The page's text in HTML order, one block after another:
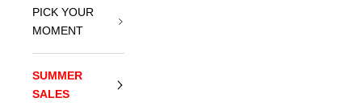
PICK YOUR
MOMENT
SUMMER
SALES